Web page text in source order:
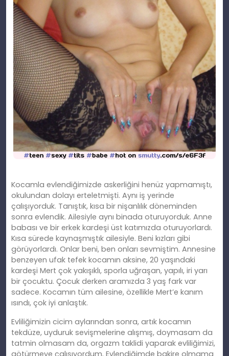
Kocamla evlendiğimizde askerliğini henüz yapmamıştı,
okulundan dolayı erteletmişti. Aynı iş yerinde
çalışıyorduk. Tanıştık, kısa bir nişanlılık döneminden
sonra evlendik. Ailesiyle aynı binada oturuyorduk. Anne
babası ve bir erkek kardeşi üst katımızda oturuyorlardı.
Kısa sürede kaynaşmıştık ailesiyle. Beni kızları gibi
görüyorlardı. Onlar beni, ben onları sevmiştim. Annesine
benzeyen ufak tefek kocamın aksine, 20 yaşındaki
kardeşi Mert çok yakışıklı, sporla uğraşan, yapılı, iri yarı
bir çocuktu. Çocuk derken aramızda 3 yaş fark var
sadece. Kocamın tüm ailesine, özellikle Mert’e kanım
ısındı, çok iyi anlaştık.
Evliliğimizin cicim aylarından sonra, artık kocamın
tekdüze, uyduruk sevişmelerine alışmış, doymasam da
tatmin olmasam da, orgazm taklidi yaparak evliliğimizi,